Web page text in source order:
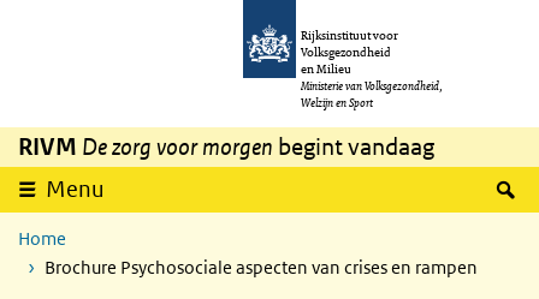
Overslaan en naar de inhoud gaan
Rijksinstituut voor
Volksgezondheid
en Milieu
Ministerie van Volksgezondheid,
Welzijn en Sport
RIVM De zorg voor morgen begint vandaag
Menu
Home
Brochure Psychosociale aspecten van crises en rampen